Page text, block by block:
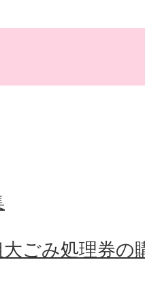
ごみ処理券の